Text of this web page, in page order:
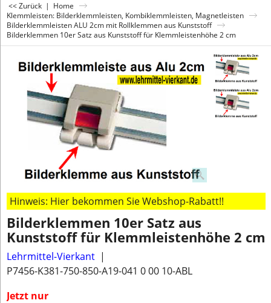
<< Zurück | Home
Klemmleisten: Bilderklemmleisten, Kombiklemmleisten, Magnetleisten
Bilderklemmleisten ALU 2cm mit Rollklemmen aus Kunststoff
Bilderklemmen 10er Satz aus Kunststoff für Klemmleistenhöhe 2 cm
Hinweis: Hier bekommen Sie Webshop-Rabatt!!
Bilderklemmen 10er Satz aus
Kunststoff für Klemmleistenhöhe 2 cm
Lehrmittel-Vierkant
P7456-K381-750-850-A19-041 0 00 10-ABL
Jetzt nur